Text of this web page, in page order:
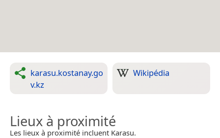
karasu.kostanay.go
v.kz
Wikipédia
Lieux à proximité
Les lieux à proximité incluent Karasu.